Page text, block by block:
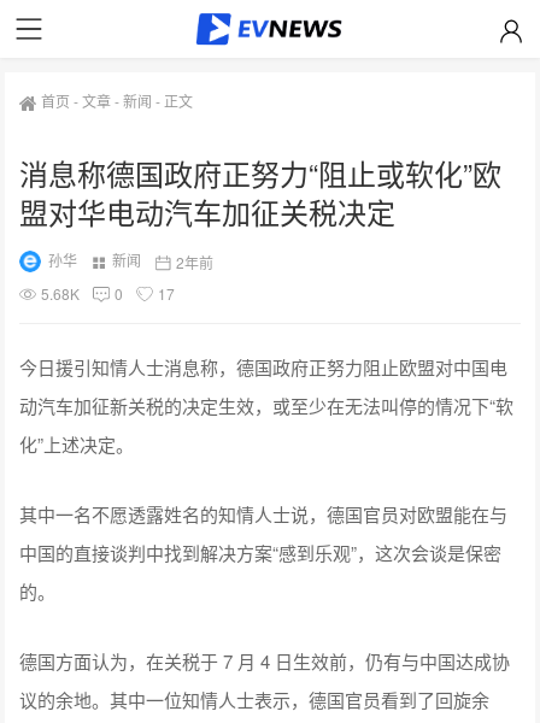
首页 -文章-新闻 - 正文
消息称德国政府正努力“阻止或软化”欧
盟对华电动汽车加征关税决定
孙华 新闻
2年前
5.68K
0 17
今日援引知情人士消息称，德国政府正努力阻止欧盟对中国电
动汽车加征新关税的决定生效，或至少在无法叫停的情况下“软
化”上述决定。
其中一名不愿透露姓名的知情人士说，德国官员对欧盟能在与
中国的直接谈判中找到解决方案“感到乐观”，这次会谈是保密
的。
德国方面认为，在关税于 7 月 4 日生效前，仍有与中国达成协
议的余地。其中一位知情人士表示，德国官员看到了回旋余